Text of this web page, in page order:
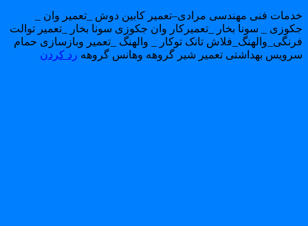
فنی مهندسی مرادی–تعمیر کابین دوش _تعمیر وان _
_ سونا بخار _تعمیرکار وان جکوزی سونا بخار _تعمیر توالت
تانک توکار _ والهنگ _تعمیر وبازسازی حمام
بهداشتی تعمیر شیر گروهه وهانس گروههرد کردن